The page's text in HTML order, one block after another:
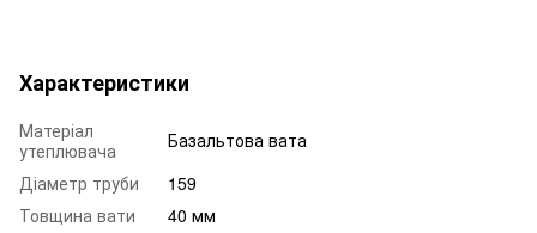
Характеристики
Матеріал
утеплювача
Базальтова вата
Діаметр труби
159
Товщина вати
40 мм